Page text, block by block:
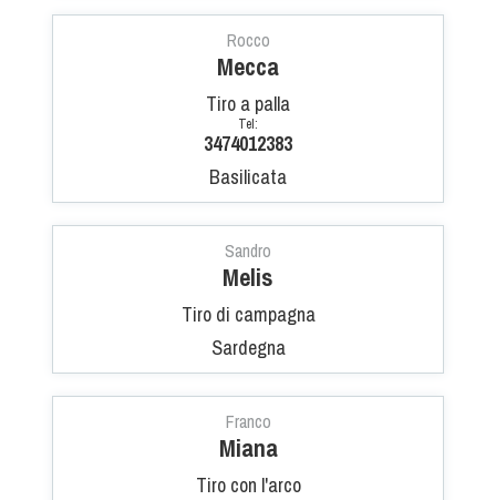
Rocco
Mecca
Tiro a palla
Tel:
3474012383
Basilicata
Sandro
Melis
Tiro di campagna
Sardegna
Franco
Miana
Tiro con l'arco